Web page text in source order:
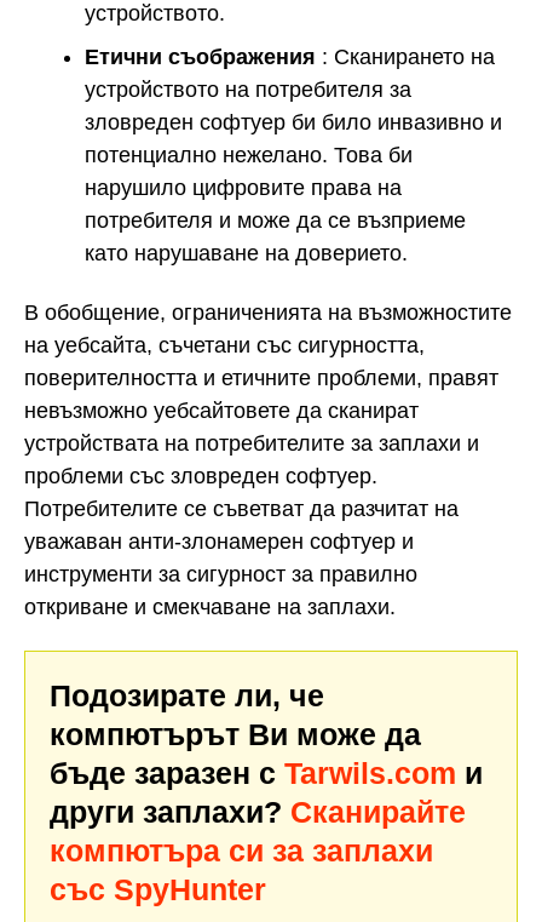
устройството.
Етични съображения : Сканирането на
устройството на потребителя за
зловреден софтуер би било инвазивно и
потенциално нежелано. Това би
нарушило цифровите права на
потребителя и може да се възприеме
като нарушаване на доверието.
В обобщение, ограниченията на възможностите
на уебсайта, съчетани със сигурността,
поверителността и етичните проблеми, правят
невъзможно уебсайтовете да сканират
устройствата на потребителите за заплахи и
проблеми със зловреден софтуер.
Потребителите се съветват да разчитат на
уважаван анти-злонамерен софтуер и
инструменти за сигурност за правилно
откриване и смекчаване на заплахи.
Подозирате ли, че
компютърът Ви може да
бъде заразен с Tarwils.com и
други заплахи? Сканирайте
компютъра си за заплахи
със SpyHunter